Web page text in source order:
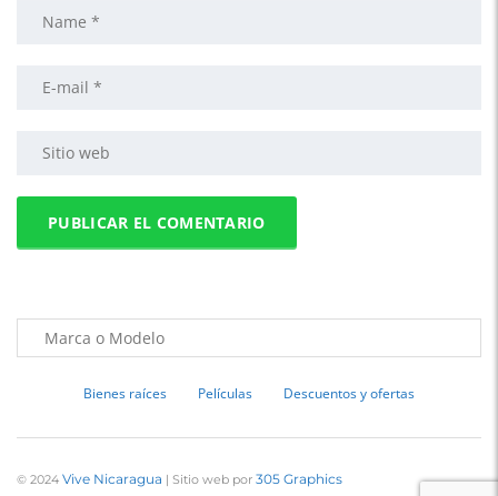
Bienes raíces Películas Descuentos y ofertas
© 2024 Vive Nicaragua | Sitio web por 305 Graphics